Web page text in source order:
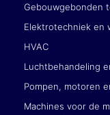
Gebouwgebonden
Elektrotechniek en
HVAC
Luchtbehandeling
Pompen, motoren
Machines voor de